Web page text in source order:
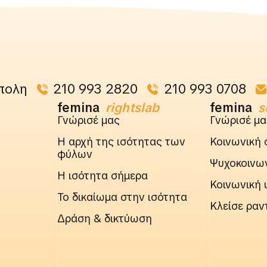
210 993 2820 210 993 0708
femina rightslab
Γνώρισέ μας
Η αρχή της ισότητας των
φύλων
Η ισότητα σήμερα
Το δικαίωμα στην ισότητα
Δράση & δικτύωση
femina
Γνώρισέ
Κοινωνική
Κοινωνική
Κλείσε